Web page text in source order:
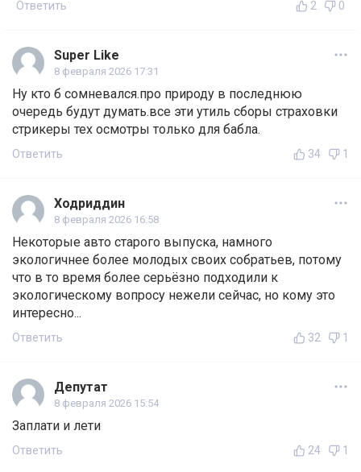
Ответить 2 0
Super Like
8 февраля 2026 17:31
Ну кто б сомневался.про природу в последнюю
очередь будут думать.все эти утиль сборы страховки
стрикеры тех осмотры только для бабла.
Ответить 34 1
Ходриддин
8 февраля 2026 16:58
Некоторые авто старого выпуска, намного
экологичнее более молодых своих собратьев, потому
что в то время более серьёзно подходили к
экологическому вопросу нежели сейчас, но кому это
интересно...
Ответить 32 1
Депутат
8 февраля 2026 15:54
Заплати и лети
Ответить 24 1